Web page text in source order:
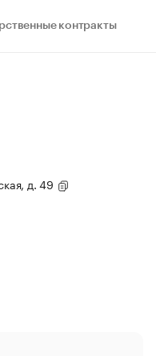
контракты
д. 49